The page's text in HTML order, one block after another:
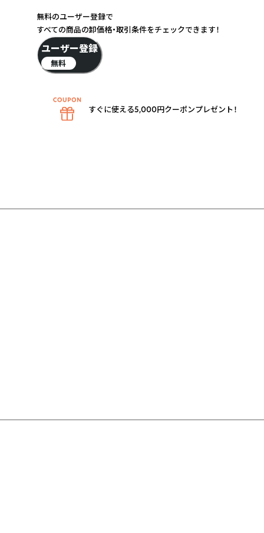
無料のユーザー登録で
すべての商品の卸価格・取引条件をチェックできます！
ユーザー登録
無料
すぐに使える5,000円クーポンプレゼント！